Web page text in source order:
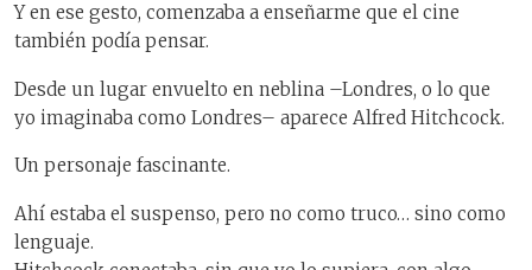
Y en ese gesto, comenzaba a enseñarme que el cine
también podía pensar.
Desde un lugar envuelto en neblina –Londres, o lo que
yo imaginaba como Londres– aparece Alfred Hitchcock.
Un personaje fascinante.
Ahí estaba el suspenso, pero no como truco… sino como
lenguaje.